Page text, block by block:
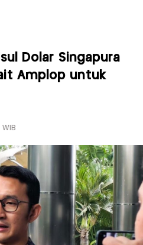
Dolar Singapura
Amplop untuk